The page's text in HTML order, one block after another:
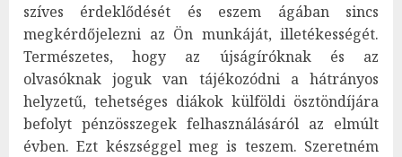
szíves érdeklődését és eszem ágában sincs
megkérdőjelezni az Ön munkáját, illetékességét.
Természetes, hogy az újságíróknak és az
olvasóknak joguk van tájékozódni a hátrányos
helyzetű, tehetséges diákok külföldi ösztöndíjára
befolyt pénzösszegek felhasználásáról az elmúlt
évben. Ezt készséggel meg is teszem. Szeretném